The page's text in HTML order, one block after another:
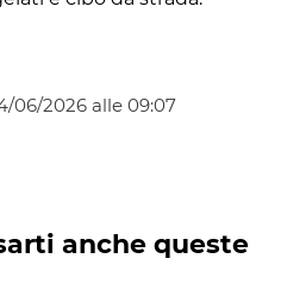
06/2026 alle 09:07
anche queste